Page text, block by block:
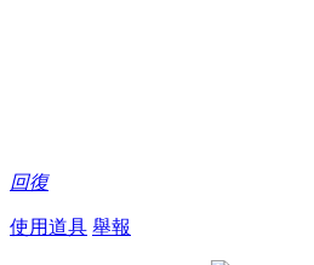
回復
使用道具 舉報